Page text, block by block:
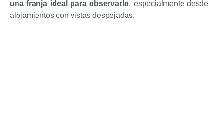
una franja ideal para observarlo, especialmente desde
alojamientos con vistas despejadas.